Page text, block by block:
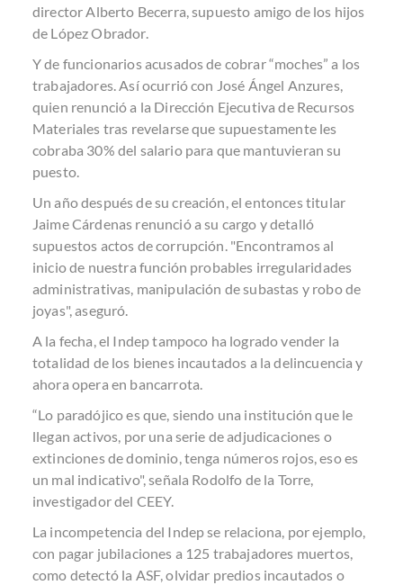
director Alberto Becerra, supuesto amigo de los hijos
de López Obrador.
Y de funcionarios acusados de cobrar “moches” a los
trabajadores. Así ocurrió con José Ángel Anzures,
quien renunció a la Dirección Ejecutiva de Recursos
Materiales tras revelarse que supuestamente les
cobraba 30% del salario para que mantuvieran su
puesto.
Un año después de su creación, el entonces titular
Jaime Cárdenas renunció a su cargo y detalló
supuestos actos de corrupción. "Encontramos al
inicio de nuestra función probables irregularidades
administrativas, manipulación de subastas y robo de
joyas", aseguró.
A la fecha, el Indep tampoco ha logrado vender la
totalidad de los bienes incautados a la delincuencia y
ahora opera en bancarrota.
“Lo paradójico es que, siendo una institución que le
llegan activos, por una serie de adjudicaciones o
extinciones de dominio, tenga números rojos, eso es
un mal indicativo", señala Rodolfo de la Torre,
investigador del CEEY.
La incompetencia del Indep se relaciona, por ejemplo,
con pagar jubilaciones a 125 trabajadores muertos,
como detectó la ASF, olvidar predios incautados o